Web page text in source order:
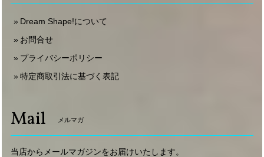
Dream Shape!について
お問合せ
プライバシーポリシー
特定商取引法に基づく表記
Mail メルマガ
当店からメールマガジンをお届けいたします。